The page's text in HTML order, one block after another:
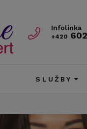
Infolinka
+420
SLUŽBY